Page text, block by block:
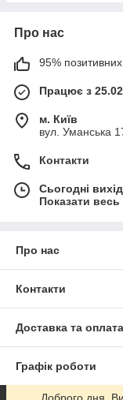
Про нас
95% позитивних
Працює з
м. Київ
вул. Уманська
Контакти
Сьогодні
Показати
Про нас
Контакти
Доставка та оплата
Графік роботи